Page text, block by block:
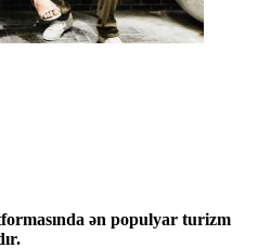
ən populyar turizm